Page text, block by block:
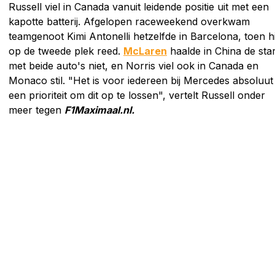
Russell viel in Canada vanuit leidende positie uit met een
kapotte batterij. Afgelopen raceweekend overkwam
teamgenoot Kimi Antonelli hetzelfde in Barcelona, toen
op de tweede plek reed. McLaren haalde in China de
met beide auto's niet, en Norris viel ook in Canada en
Monaco stil. "Het is voor iedereen bij Mercedes absoluut
een prioriteit om dit op te lossen", vertelt Russell onder
meer tegen F1Maximaal.nl.